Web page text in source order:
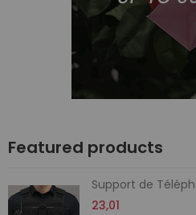
Featured products
Support de
23,01